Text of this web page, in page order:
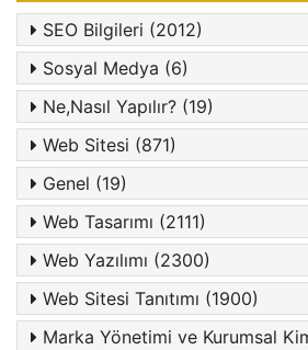
SEO Bilgileri (2012)
Sosyal Medya (6)
Ne,Nasıl Yapılır? (19)
Web Sitesi (871)
Genel (19)
Web Tasarımı (2111)
Web Yazılımı (2300)
Web Sitesi Tanıtımı (1900)
Marka Yönetimi ve Kurumsal